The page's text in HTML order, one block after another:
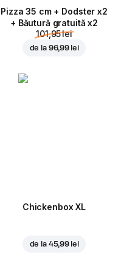
Pizza 35 cm + Dodster x2
+ Băutură gratuită x2
101,95 lei
de la 96,99 lei
Chickenbox XL
de la 45,99 lei